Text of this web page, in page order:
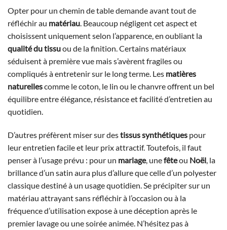
Opter pour un chemin de table demande avant tout de
réfléchir au matériau . Beaucoup négligent cet aspect et
choisissent uniquement selon l’apparence, en oubliant la
qualité du tissuou de la finition. Certains matériaux
séduisent à première vue mais s’avèrent fragiles ou
compliqués à entretenir sur le long terme. Les matières
naturellescomme le coton, le lin ou le chanvre offrent un bel
équilibre entre élégance, résistance et facilité d’entretien au
quotidien.
D’autres préfèrent miser sur destissus synthétiques pour
leur entretien facile et leur prix attractif. Toutefois, il faut
penser à l’usage prévu : pour un mariage, unefêteou Noël , la
brillance d’un satin aura plus d’allure que celle d’un polyester
classique destiné à un usage quotidien. Se précipiter sur un
matériau attrayant sans réfléchir à l’occasion ou à la
fréquence d’utilisation expose à une déception après le
premier lavage ou une soirée animée. N’hésitez pas à